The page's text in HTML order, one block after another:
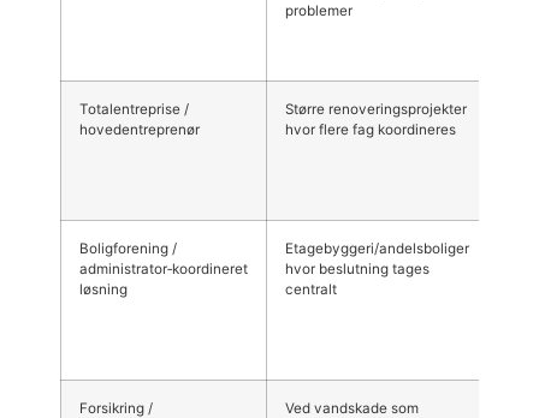
problemer
Totalentreprise /
hovedentreprenør
Større renoveringsprojekter
hvor flere fag koordineres
Boligforening /
administrator‑koordineret
løsning
Etagebyggeri/andelsboliger
hvor beslutning tages
centralt
Forsikring /
Ved vandskade som